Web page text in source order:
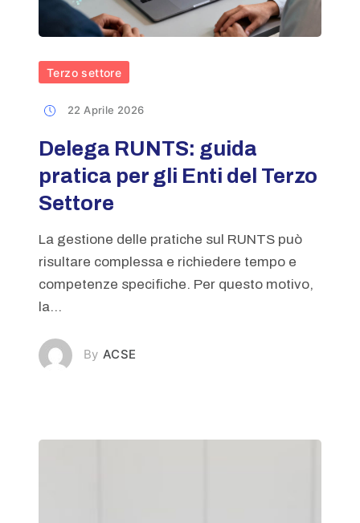
Terzo settore
22 Aprile 2026
Delega RUNTS: guida
pratica per gli Enti del Terzo
Settore
La gestione delle pratiche sul RUNTS può
risultare complessa e richiedere tempo e
competenze specifiche. Per questo motivo,
la...
ACSE